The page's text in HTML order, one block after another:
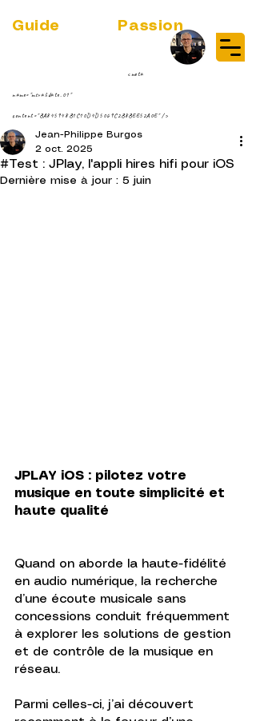
Guide Passion
<meta
name="msvalidate.01"
content="BA845948B1C10D4D5069C2B8BEE52A0E" />
#Test : JPlay, l'appli hires hifi pour iOS
Jean-Philippe Burgos
2 oct. 2025
Dernière mise à jour : 5 juin
JPLAY iOS : pilotez votre
musique en toute simplicité et
haute qualité
Quand on aborde la haute-fidélité
en audio numérique, la recherche
d’une écoute musicale sans
concessions conduit fréquemment
à explorer les solutions de gestion
et de contrôle de la musique en
réseau.
Parmi celles-ci, j’ai découvert